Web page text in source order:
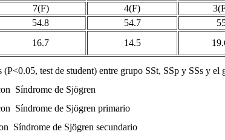
7(F) 4(F)
54.8 54.7
16.7 14.5
test de student) entre grupo SSt, SSp y SSs y el
Síndrome de Sjögren
Síndrome de Sjögren primario
Síndrome de Sjögren secundario